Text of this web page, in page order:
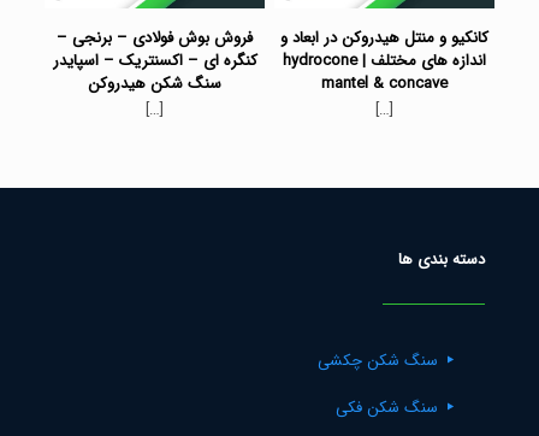
کانکیو و منتل هیدروکن در ابعاد و
اندازه های مختلف | hydrocone
mantel & concave
[…]
فروش بوش فولادی – برنجی –
کنگره ای – اکسنتریک – اسپایدر
سنگ شکن هیدروکن
[…]
دسته بندی ها
سنگ شکن چکشی
سنگ شکن فکی